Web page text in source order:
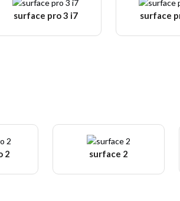
surface pro 3 i7 surface
2 surface 2